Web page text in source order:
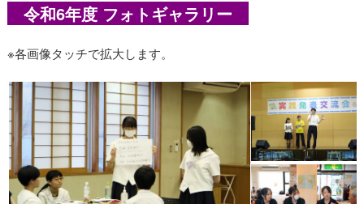
令和6年度 フォトギャラリー
※各画像タッチで拡大します。